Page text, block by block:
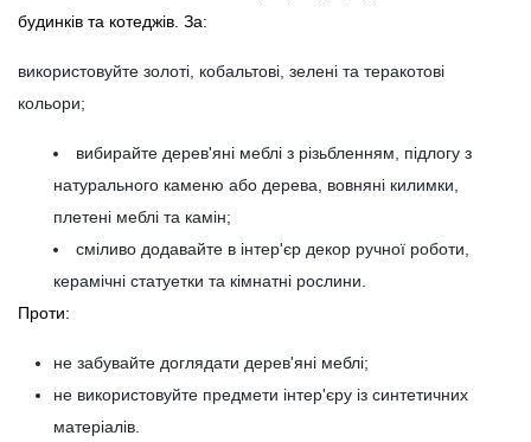
будинків та котеджів. За:
використовуйте золоті, кобальтові, зелені та теракотові
кольори;
вибирайте дерев'яні меблі з різьбленням, підлогу з
натурального каменю або дерева, вовняні килимки,
плетені меблі та камін;
сміливо додавайте в інтер'єр декор ручної роботи,
керамічні статуетки та кімнатні рослини.
Проти:
не забувайте доглядати дерев'яні меблі;
не використовуйте предмети інтер'єру із синтетичних
матеріалів.